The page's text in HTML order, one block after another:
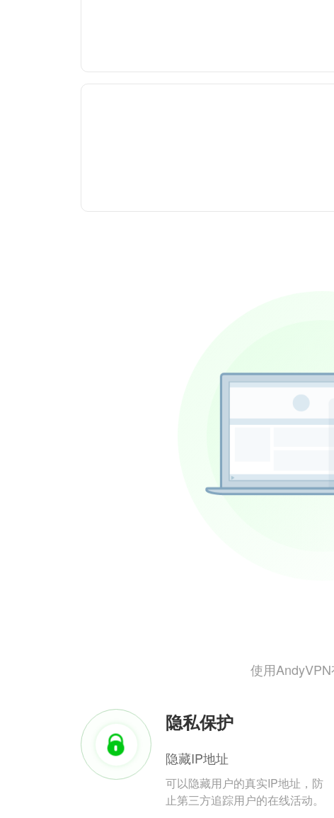
使用
隐私保护
隐藏IP地址
可以隐藏用户的真实IP地址，防
止第三方追踪用户的在线活动。